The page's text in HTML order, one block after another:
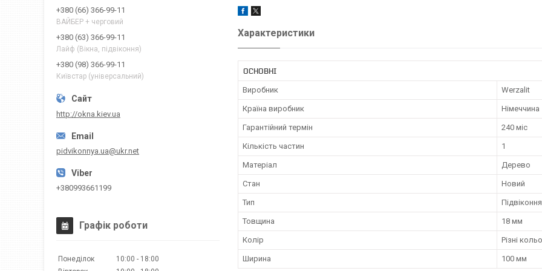
Характеристики
ОСНОВНІ
Виробник Werzalit
Країна виробник Німеччина
Гарантійний термін 240 міс
Кількість частин 1
Матеріал Дерево
Стан Новий
Тип Підвіконня
Товщина 18 мм
Колір Різні
Ширина 100 мм
+380 (66) 366-99-11
ВАЙБЕР + черговий
+380 (63) 366-99-11
Лайф (Вікна, підвіконня)
+380 (98) 366-99-11
Київстар (універсальний)
http://okna.kiev.ua
pidvikonnya.ua@ukr.net
+380993661199
Графік роботи
Понеділок 10:00
18:00